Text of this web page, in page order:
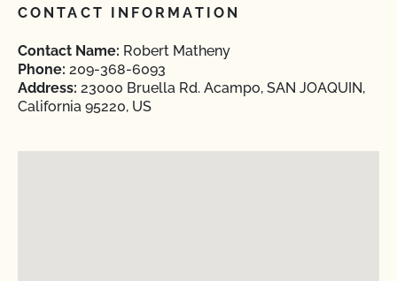
CONTACT INFORMATION
Contact Name: Robert Matheny
Phone: 209-368-6093
Address: 23000 Bruella Rd. Acampo, SAN JOAQUIN,
California 95220, US